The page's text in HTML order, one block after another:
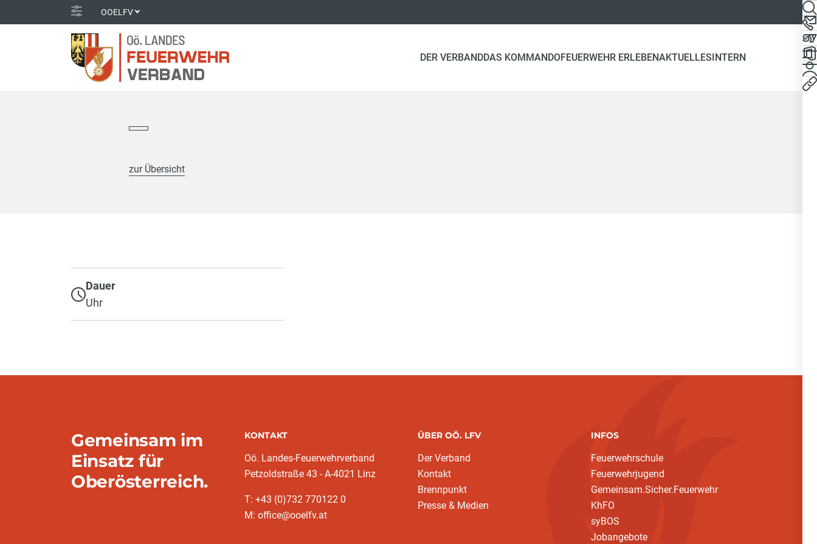
OOELFV
DER VERBANDDAS KOMMANDOFEUERWEHR ERLEBENAKTUELLESINTERN
zur Übersicht
Dauer
Uhr
Gemeinsam im
Einsatz für
Oberösterreich.
KONTAKT
Oö. Landes-Feuerwehrverband
Petzoldstraße 43 - A-4021 Linz
T: +43 (0)732 770122 0
M: office@ooelfv.at
ÜBER OÖ. LFV
Der Verband
Kontakt
Brennpunkt
Presse & Medien
INFOS
Feuerwehrschule
Feuerwehrjugend
Gemeinsam.Sicher.Feuerwehr
KhFO
syBOS
Jobangebote